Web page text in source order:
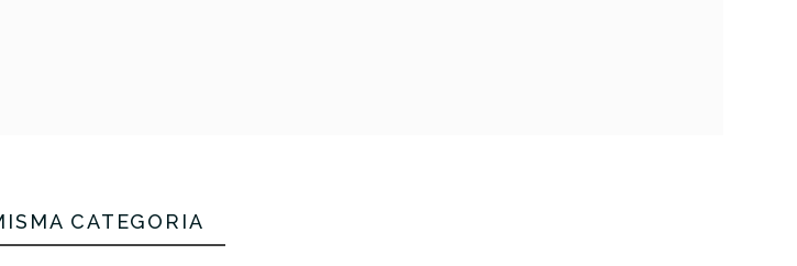
CATEGORÍA